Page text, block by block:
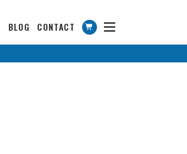
BLOG CONTACT